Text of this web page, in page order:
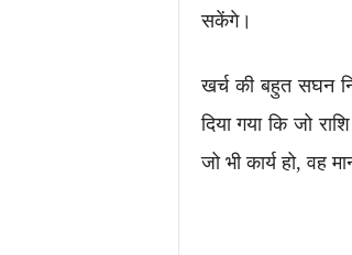
सकेंगे।
खर्च की बहुत सघन
दिया गया कि जो
जो भी कार्य हो, वह